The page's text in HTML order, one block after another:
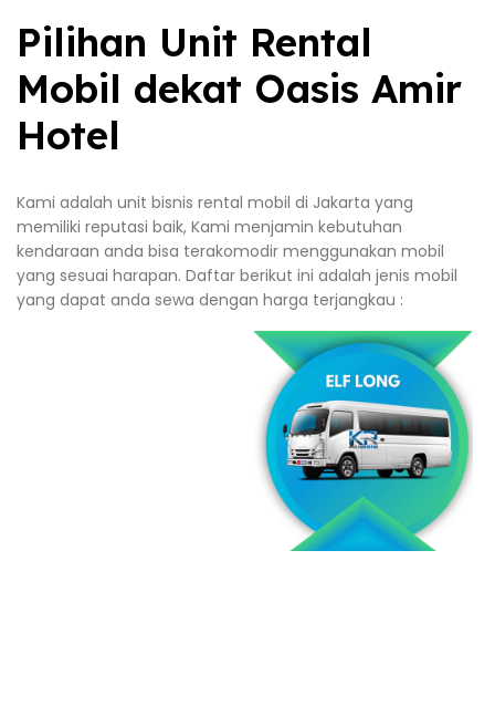
Pilihan Unit Rental
Mobil dekat Oasis Amir
Hotel
Kami adalah unit bisnis rental mobil di Jakarta yang
memiliki reputasi baik, Kami menjamin kebutuhan
kendaraan anda bisa terakomodir menggunakan mobil
yang sesuai harapan. Daftar berikut ini adalah jenis mobil
yang dapat anda sewa dengan harga terjangkau :